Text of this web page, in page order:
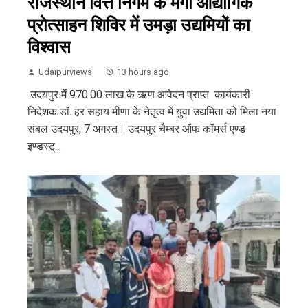
प्रोत्साहन शिविर में उमड़ा उद्यमियों का
विश्वास
Udaipurviews 13 hours ago
उदयपुर में 970.00 लाख के ऋण आवेदन प्राप्त कार्यकारी
निदेशक डॉ. हर सहाय मीणा के नेतृत्व में युवा उद्यमिता को मिला नया
संबल उदयपुर, 7 अगस्त। उदयपुर चैम्बर ऑफ कॉमर्स एण्ड
इण्डस्ट्...